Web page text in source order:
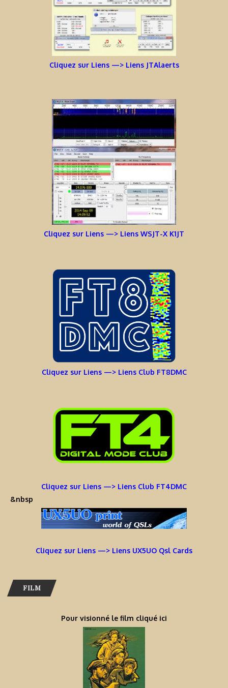
Cliquez sur Liens —> Liens JTAlaerts
Cliquez sur Liens —> Liens WSJT-X K1JT
Cliquez sur Liens —> Liens Club FT8DMC
Cliquez sur Liens —> Liens Club FT4DMC
&nbsp
Cliquez sur Liens —> Liens UX5UO Qsl Cards
FILM
Pour visionné le film cliqué ici